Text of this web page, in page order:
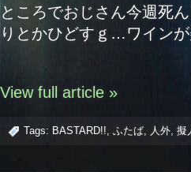
ところでおじさん今週死
りとかひどすｇ…ワインが
View full article »
Tags: BASTARD!!, ふたば, 人外, 擬